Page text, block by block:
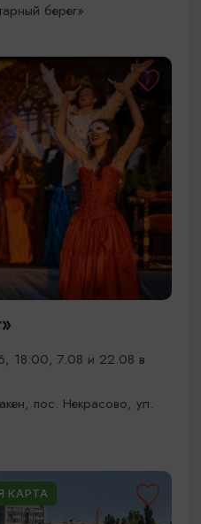
берег»
18:00, 7.08 и 22.08 в
пос. Некрасово, ул.
КАРТА